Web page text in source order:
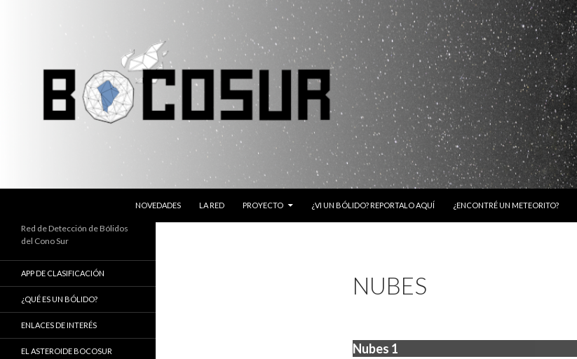
NOVEDADES
LA RED PROYECTO ¿VI UN BÓLIDO? REPORTALO AQUÍ ¿ENCONTRÉ UN METEORITO?
NUBES
Nubes 1
Red de Detección de Bólidos
del Cono Sur
APP DE CLASIFICACIÓN
¿QUÉ ES UN BÓLIDO?
ENLACES DE INTERÉS
EL ASTEROIDE BOCOSUR